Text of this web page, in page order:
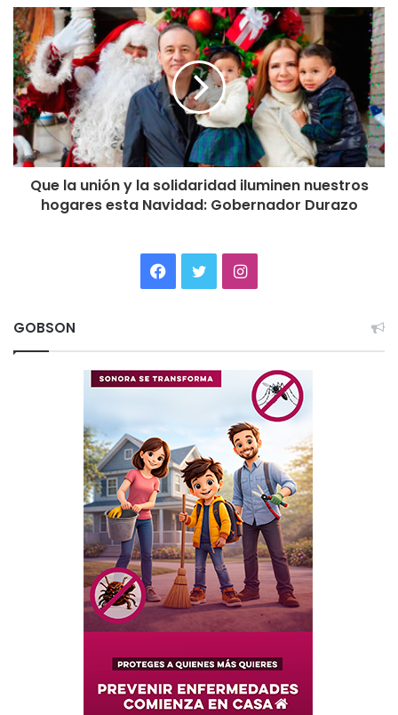
Que la unión y la solidaridad iluminen nuestros
hogares esta Navidad: Gobernador Durazo
Facebook
TwitterInstagram
GOBSON